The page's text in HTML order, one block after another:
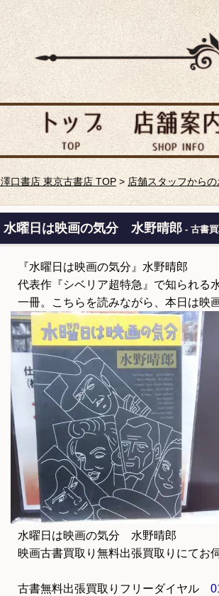
澤口書店 東京古書店 TOP > 店舗スタッフから
水曜日は映画の気分 水野晴郎 - 古書
『水曜日は映画の気分』水野晴郎
代表作『シベリア超特急』で知られる
一冊。こちらを読みながら、本日は映
水曜日は映画の気分 水野晴郎
映画古書買取り 無料出張買取り にてお
古書無料出張買取りフリーダイヤル